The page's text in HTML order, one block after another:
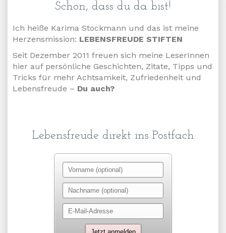
Schön, dass du da bist!
Ich heiße Karima Stockmann und das ist meine
Herzensmission: LEBENSFREUDE STIFTEN
Seit Dezember 2011 freuen sich meine LeserInnen
hier auf persönliche Geschichten, Zitate, Tipps und
Tricks für mehr Achtsamkeit, Zufriedenheit und
Lebensfreude – Du auch?
Lebensfreude direkt ins Postfach